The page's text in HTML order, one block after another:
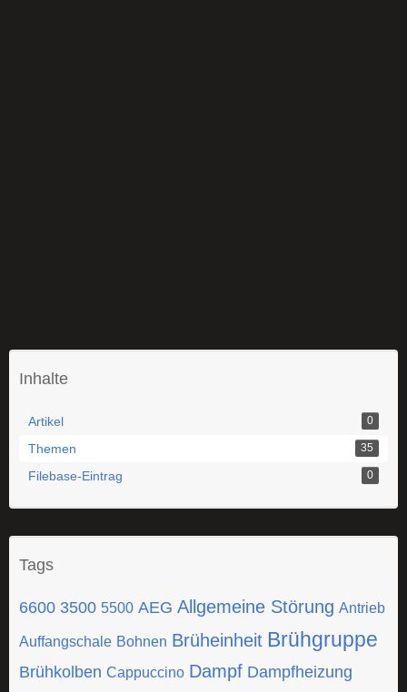
Inhalte
Artikel 0
Themen 35
Filebase-Eintrag 0
Tags
6600 3500 5500 AEG Allgemeine Störung Antrieb
Auffangschale Bohnen Brüheinheit Brühgruppe
Brühkolben Cappuccino Dampf Dampfheizung